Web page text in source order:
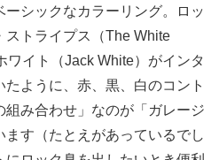
シックなカラーリング。ロッ
ストライプス（The White
ワイト（Jack White）がインタ
ように、赤、黒、白のコント
み合わせ」なのが「ガレージ
す（たとえがあっているでし